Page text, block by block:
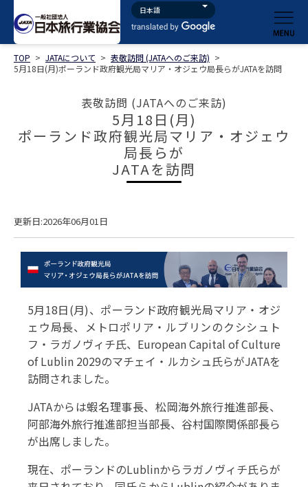
TOP > JATAについて > 表敬訪問 (JATAへのご来訪) >
5月18日(月)ポーランド政府観光局マリア・オジェウ局長らがJATAを訪問
表敬訪問 (JATAへのご来訪)
5月18日(月)
ポーランド政府観光局マリア・オジェウ
局長らが
JATAを訪問
更新日:2026年06月01日
5月18日(月)、ポーランド政府観光局マリア・オジ
ェウ局長、メトロポリア・ルブリンのクシシュト
フ・ラガノヴィチ氏、European Capital of Culture
of Lublin 2029のマチェイ・ルカシュ氏らがJATAを
訪問されました。
JATAからは蝦名理事長、松岡海外旅行推進部長、
阿部海外旅行推進部担当部長、谷村国際関係部長ら
が出席しました。
現在、ポーランドのLublinからラガノヴィチ氏らが